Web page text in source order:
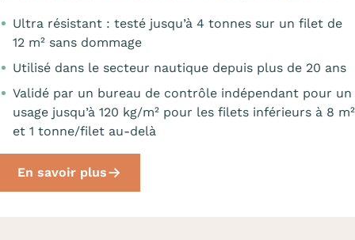
Ultra résistant : testé jusqu’à 4 tonnes sur un filet de
12 m² sans dommage
Utilisé dans le secteur nautique depuis plus de 20 ans
Validé par un bureau de contrôle indépendant pour un
usage jusqu’à 120 kg/m² pour les filets inférieurs à 8 m²
et 1 tonne/filet au-delà
En savoir plus